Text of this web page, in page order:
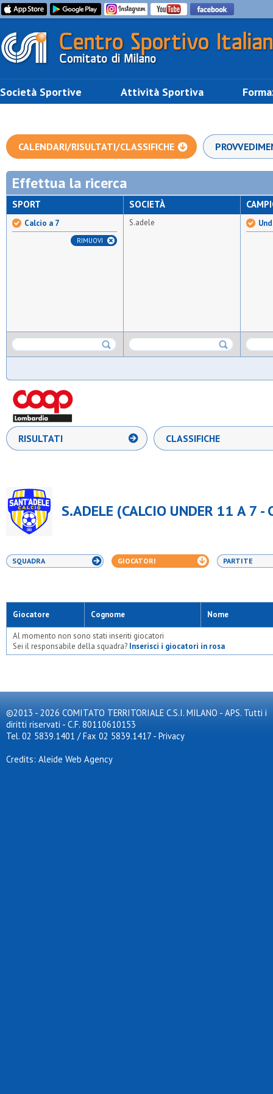
Società Sportive Attività Sportiva
CALENDARI/RISULTATI/CLASSIFICHE
Effettua la ricerca
SPORT
Calcio a 7
RIMUOVI
SOCIETÀ
S.adele
RISULTATI CLASSIFICHE
S.ADELE (CALCIO UNDER 11 A 7 -
SQUADRA GIOCATORI PARTITE
Giocatore Cognome Nome
Al momento non sono stati inseriti giocatori
Sei il responsabile della squadra? Inserisci i giocatori in rosa
©2013 - 2026 COMITATO TERRITORIALE C.S.I. MILANO - APS. Tutti i
diritti riservati - C.F. 80110610153
Tel. 02 5839.1401 / Fax 02 5839.1417 - Privacy
Credits: Aleide Web Agency